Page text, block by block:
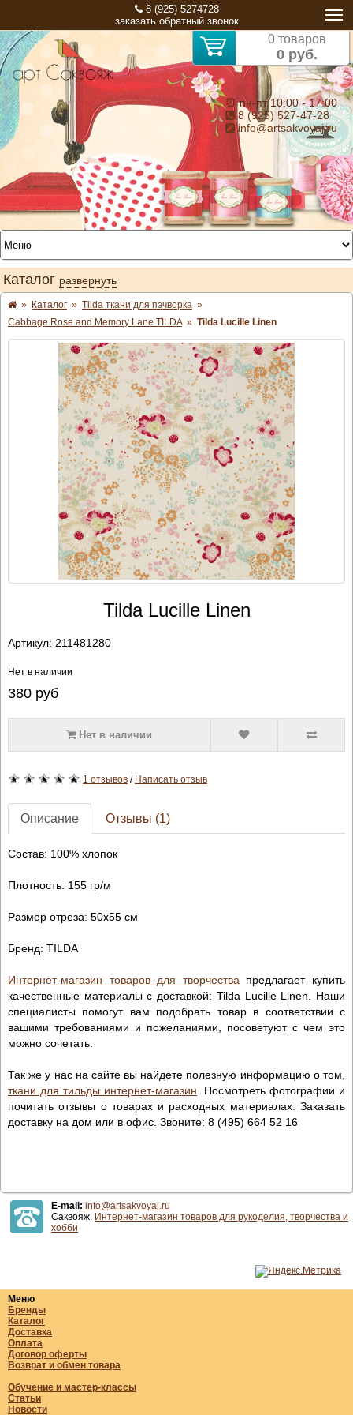
8 (925) 5274728
заказать обратный звонок
0 товаров
0 руб.
⏰ пн-пт 10:00 - 17:00
8 (925) 527-47-28
info@artsakvoyaj.ru
Каталог развернуть
» Каталог » Tilda ткани для пэчворка »
Cabbage Rose and Memory Lane TILDA » Tilda Lucille Linen
Tilda Lucille Linen
Артикул: 211481280
Нет в наличии
380руб
Нет в наличии
1 отзывов/ Написать отзыв
Описание Отзывы (1)
Состав: 100% хлопок
Плотность: 155 гр/м
Размер отреза: 50х55 см
Бренд: TILDA
Интернет-магазин товаров для творчества предлагает купить
качественные материалы с доставкой: Tilda Lucille Linen. Наши
специалисты помогут вам подобрать товар в соответствии с
вашими требованиями и пожеланиями, посоветуют с чем это
можно сочетать.
Так же у нас на сайте вы найдете полезную информацию о том,
ткани для тильды интернет-магазин . Посмотреть фотографии и
почитать отзывы о товарах и расходных материалах. Заказать
доставку на дом или в офис. Звоните: 8 (495) 664 52 16
E-mail: info@artsakvoyaj.ru
Саквояж. Интернет-магазин товаров для рукоделия, творчества и
хобби
Меню
Бренды
Каталог
Доставка
Оплата
Договор оферты
Возврат и обмен товара
Обучение и мастер-классы
Статьи
Новости